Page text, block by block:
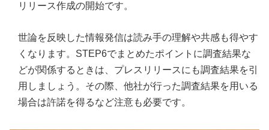
リリース作成の開始です。
世論を反映した情報発信は読み手の理解や共感も得やす
くなります。STEP6でまとめたポイントに調査結果な
どが関係するときは、プレスリリースにも調査結果を引
用しましょう。その際、他社が行った調査結果を用いる
場合は許諾を得るなど注意も必要です。